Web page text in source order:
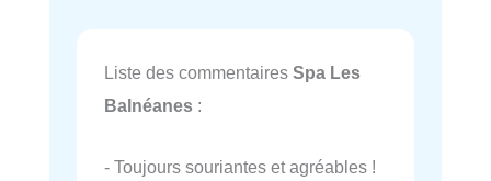
Liste des commentaires Spa Les
Balnéanes :
- Toujours souriantes et agréables !